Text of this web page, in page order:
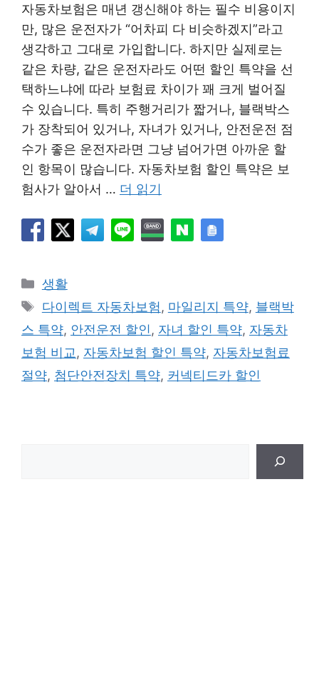
자동차보험은 매년 갱신해야 하는 필수 비용이지
만, 많은 운전자가 “어차피 다 비슷하겠지”라고
생각하고 그대로 가입합니다. 하지만 실제로는
같은 차량, 같은 운전자라도 어떤 할인 특약을 선
택하느냐에 따라 보험료 차이가 꽤 크게 벌어질
수 있습니다. 특히 주행거리가 짧거나, 블랙박스
가 장착되어 있거나, 자녀가 있거나, 안전운전 점
수가 좋은 운전자라면 그냥 넘어가면 아까운 할
인 항목이 많습니다. 자동차보험 할인 특약은 보
험사가 알아서 … 더 읽기
카
테
리
생활
태
그
다이렉트 자동차보험, 마일리지 특약, 블랙박
스 특약, 안전운전 할인, 자녀 할인 특약, 자동차
보험 비교 , 자동차보험 할인 특약, 자동차보험료
절약, 첨단안전장치 특약, 커넥티드카 할인